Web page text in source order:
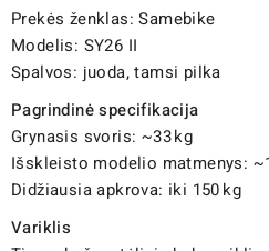
Prekės ženklas: Samebike
Modelis: SY26 II
Spalvos: juoda, tamsi pilka
Pagrindinė specifikacija
Grynasis svoris: ~33 kg
Išskleisto modelio matmenys:
Didžiausia apkrova: iki 150 kg
Variklis